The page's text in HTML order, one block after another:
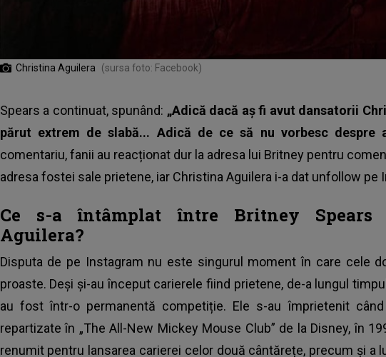
Christina Aguilera (sursa foto: Facebook)
Spears a continuat, spunând: „Adică dacă aș fi avut dansatorii
părut extrem de slabă... Adică de ce să nu vorbesc despre
comentariu, fanii au reacționat dur la adresa lui Britney pentru
adresa fostei sale prietene, iar Christina Aguilera i-a dat unfollow pe
Ce s-a întâmplat între Britney Spears
Aguilera?
Disputa de pe Instagram nu este singurul moment în care cele
proaste. Deși și-au început carierele fiind prietene, de-a lungul
au fost într-o permanentă competiție. Ele s-au împrietenit
repartizate în „The All-New Mickey Mouse Club” de la Disney, în
renumit pentru lansarea carierei celor două cântărețe, precum și a